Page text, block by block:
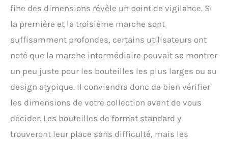
faites la fête et profitez
jusqu'au lever du soleil.
Étagère de bar en
acrylique translucide : le
adopté par notre
présentoir à bouteilles
couleurs vives et une
capacité accrue. De plus,
imperméable et facile à
nettoyer. Faites de cette
fine des dimensions révèle un point de vigilance. Si
la première et la troisième marche sont
suffisamment profondes, certains utilisateurs ont
noté que la marche intermédiaire pouvait se montrer
un peu juste pour les bouteilles les plus larges ou au
design atypique. Il conviendra donc de bien vérifier
les dimensions de votre collection avant de vous
décider. Les bouteilles de format standard y
trouveront leur place sans difficulté, mais les